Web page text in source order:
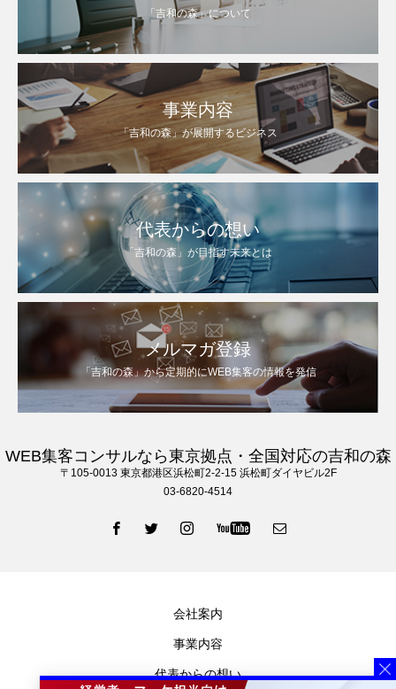
「吉和の森」について
事業内容
「吉和の森」が展開するビジネス
代表からの想い
「吉和の森」が目指す未来とは
メルマガ登録
「吉和の森」から定期的にWEB集客の情報を発信
WEB集客コンサルなら東京拠点・全国対応の吉和の森
〒105‐0013 東京都港区浜松町2-2-15 浜松町ダイヤビル2F
03-6820-4514
会社案内
事業内容
代表からの想い